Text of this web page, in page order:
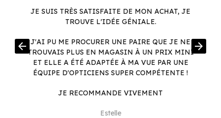
JE SUIS TRÈS SATISFAITE DE MON ACHAT, JE
TROUVE L'IDÉE GÉNIALE.
J'AI PU ME PROCURER UNE PAIRE QUE JE NE
TROUVAIS PLUS EN MAGASIN À UN PRIX MINI
ET ELLE A ÉTÉ ADAPTÉE À MA VUE PAR UNE
ÉQUIPE D'OPTICIENS SUPER COMPÉTENTE !
JE RECOMMANDE VIVEMENT
Estelle
arrow_back arrow_forward